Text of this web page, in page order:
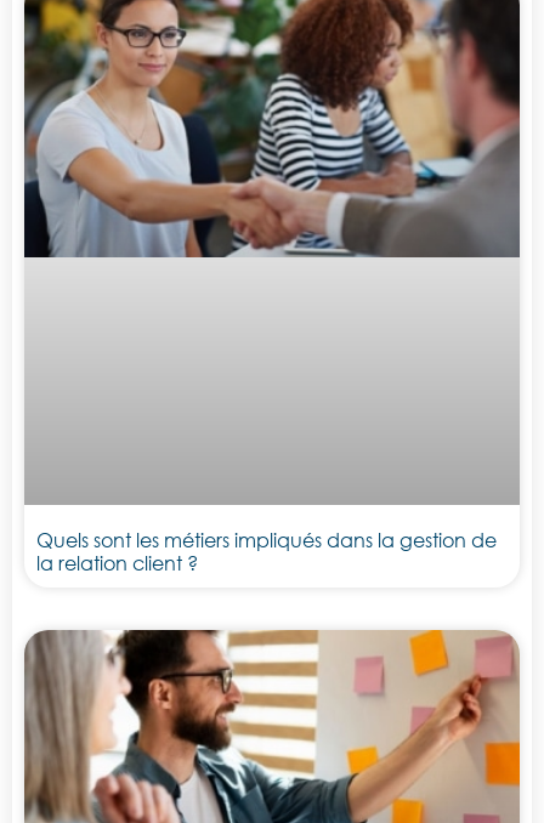
Quels sont les métiers impliqués dans la gestion de
la relation client ?